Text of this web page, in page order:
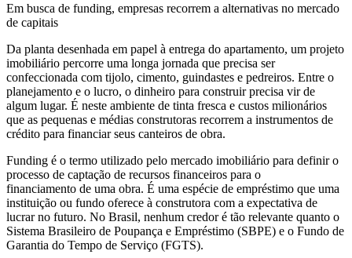
Em busca de funding, empresas recorrem a alternativas no mercado
de capitais
Da planta desenhada em papel à entrega do apartamento, um projeto
imobiliário percorre uma longa jornada que precisa ser
confeccionada com tijolo, cimento, guindastes e pedreiros. Entre o
planejamento e o lucro, o dinheiro para construir precisa vir de
algum lugar. É neste ambiente de tinta fresca e custos milionários
que as pequenas e médias construtoras recorrem a instrumentos de
crédito para financiar seus canteiros de obra.
Funding é o termo utilizado pelo mercado imobiliário para definir o
processo de captação de recursos financeiros para o
financiamento de uma obra. É uma espécie de empréstimo que uma
instituição ou fundo oferece à construtora com a expectativa de
lucrar no futuro. No Brasil, nenhum credor é tão relevante quanto o
Sistema Brasileiro de Poupança e Empréstimo (SBPE) e o Fundo de
Garantia do Tempo de Serviço (FGTS).